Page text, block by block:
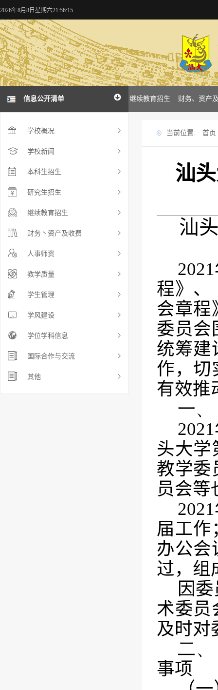
2026年8月8日星期六21:56:16
况 学校新闻 本科招生 研究生招生 继续教育招生 财务、资产
信息公开清单
学校概况
学校新闻
本科生招生
研究生招生
继续教育招生
财务丶资产及收费
人事师资
教学质量
学生管理
学风建设
学位学科信息
国际合作与交流
其他
当前位置: 首页
汕
汕
2021
程》、
会章程
委员会
统筹建
作，切
有效推
一、
2021
头大学
教学委
员会等
2021
届工作
办公会
过，组
因
术委员
及时对
二、
事项